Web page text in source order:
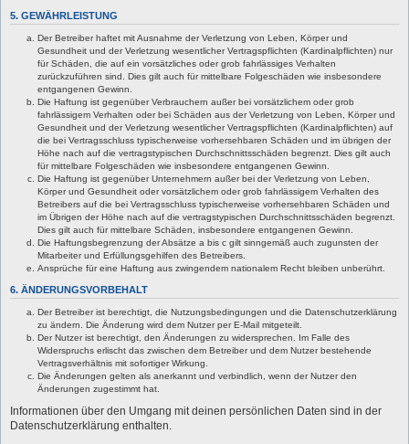
5. GEWÄHRLEISTUNG
Der Betreiber haftet mit Ausnahme der Verletzung von Leben, Körper und
Gesundheit und der Verletzung wesentlicher Vertragspflichten (Kardinalpflichten) nur
für Schäden, die auf ein vorsätzliches oder grob fahrlässiges Verhalten
zurückzuführen sind. Dies gilt auch für mittelbare Folgeschäden wie insbesondere
entgangenen Gewinn.
Die Haftung ist gegenüber Verbrauchern außer bei vorsätzlichem oder grob
fahrlässigem Verhalten oder bei Schäden aus der Verletzung von Leben, Körper und
Gesundheit und der Verletzung wesentlicher Vertragspflichten (Kardinalpflichten) auf
die bei Vertragsschluss typischerweise vorhersehbaren Schäden und im übrigen der
Höhe nach auf die vertragstypischen Durchschnittsschäden begrenzt. Dies gilt auch
für mittelbare Folgeschäden wie insbesondere entgangenen Gewinn.
Die Haftung ist gegenüber Unternehmern außer bei der Verletzung von Leben,
Körper und Gesundheit oder vorsätzlichem oder grob fahrlässigem Verhalten des
Betreibers auf die bei Vertragsschluss typischerweise vorhersehbaren Schäden und
im Übrigen der Höhe nach auf die vertragstypischen Durchschnittsschäden begrenzt.
Dies gilt auch für mittelbare Schäden, insbesondere entgangenen Gewinn.
Die Haftungsbegrenzung der Absätze a bis c gilt sinngemäß auch zugunsten der
Mitarbeiter und Erfüllungsgehilfen des Betreibers.
Ansprüche für eine Haftung aus zwingendem nationalem Recht bleiben unberührt.
6. ÄNDERUNGSVORBEHALT
Der Betreiber ist berechtigt, die Nutzungsbedingungen und die Datenschutzerklärung
zu ändern. Die Änderung wird dem Nutzer per E-Mail mitgeteilt.
Der Nutzer ist berechtigt, den Änderungen zu widersprechen. Im Falle des
Widerspruchs erlischt das zwischen dem Betreiber und dem Nutzer bestehende
Vertragsverhältnis mit sofortiger Wirkung.
Die Änderungen gelten als anerkannt und verbindlich, wenn der Nutzer den
Änderungen zugestimmt hat.
Informationen über den Umgang mit deinen persönlichen Daten sind in der
Datenschutzerklärung enthalten.